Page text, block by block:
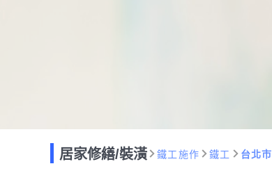
居家修繕/裝潢 鐵工施作 鐵工 台北市